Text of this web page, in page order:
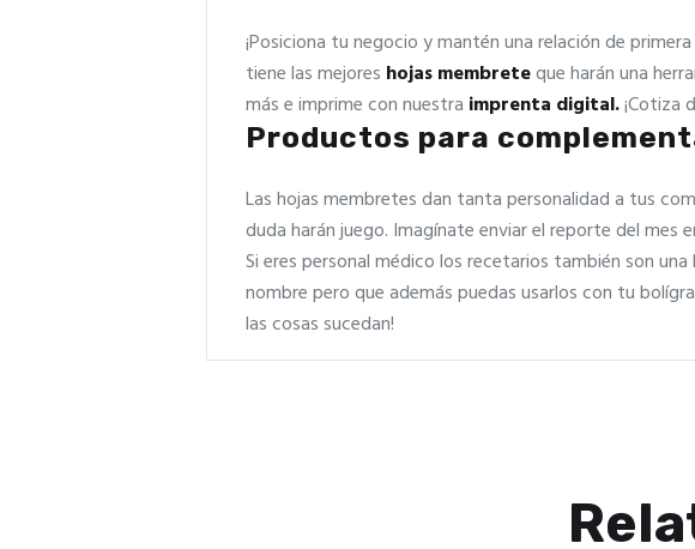
¡Posiciona tu negocio y mantén una relación de
tiene las mejores hojas membreteque harán una
más e imprime con nuestra imprenta digital.¡Cotiza
Productos para
Las hojas membretes dan tanta personalidad a tus
duda harán juego. Imagínate enviar el reporte del mes
Si eres personal médico los recetarios también son
nombre pero que además puedas usarlos con tu
las cosas sucedan!